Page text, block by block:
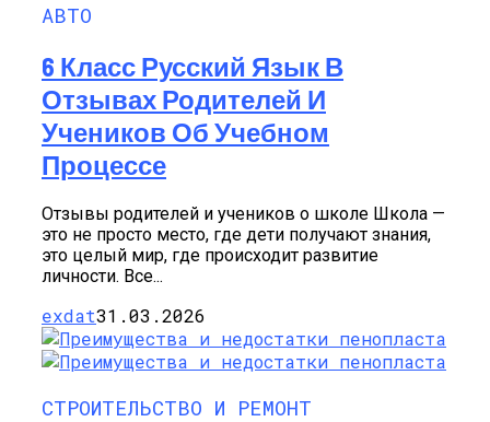
АВТО
6 Класс Русский Язык В
Отзывах Родителей И
Учеников Об Учебном
Процессе
Отзывы родителей и учеников о школе Школа —
это не просто место, где дети получают знания,
это целый мир, где происходит развитие
личности. Все...
exdat31.03.2026
СТРОИТЕЛЬСТВО И РЕМОНТ